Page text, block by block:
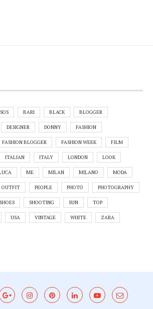
BARI BLACK BLOGGER
DESIGNER DONNY FASHION
FASHION BLOGGER FASHION WEEK FILM
ITALIAN ITALY LONDON LOOK
ME MILAN MILANO MODA
OUTFIT PEOPLE PHOTO PHOTOGRAPHY
SHOES SHOOTING SUN TOP
USA VINTAGE WHITE ZARA